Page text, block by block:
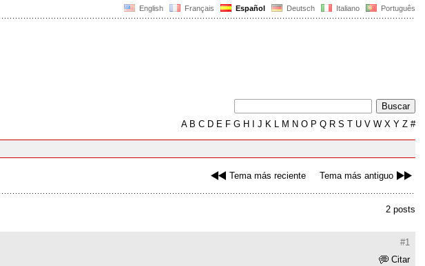
English Français Español Deutsch Italiano Português
AB C D E F G H J K L M N O P Q R S T U V W X Y Z #
Tema más reciente Tema más antiguo
2 posts
#1
Citar